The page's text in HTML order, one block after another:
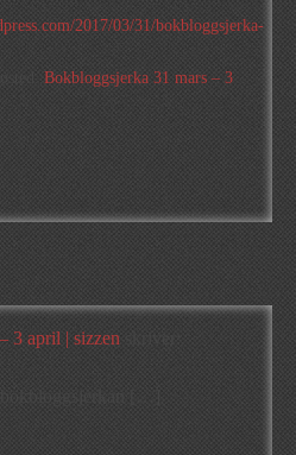
2017/03/31/bokbloggsjerka-
Bokbloggsjerka 31 mars – 3
3 april | sizzen
[…]